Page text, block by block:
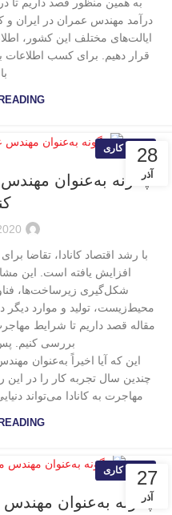
به همین منظور قصد داریم تا
درآمد مهندس عمران در ایران و
ایالت‌های مختلف این کشور،
قرار دهیم. برای کسب اطلاعات
28
آذر
ویزای کاری
چگونه به‌عنوان
با رشد اقتصاد کانادا، تقاضا
افزایش‌ یافته است. این
شکل‌گیری زیرساخت‌ها،
محیط‌زیست، تولید و موارد دیگر
مقاله قصد داریم تا شرایط
بررسی کنیم. پس
این که آیا اخیراً به‌عنوان
چندین سال تجربه کار را در این
مهاجرت به کانادا می‌تواند
27
آذر
ویزای کاری
چگونه به‌عنوان مهندس